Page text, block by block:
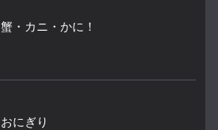
蟹・カニ・かに！
おにぎり